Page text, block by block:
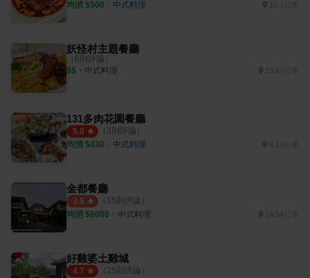
均消 $500 ・ 中式料理
妖怪村主題餐廳
（ 6則評論）
$$ ・ 中式料理
131多肉花園餐廳
5.0 （ 3則評論）
均消 $430 ・ 中式料理
金都餐廳
3.9 （ 15則評論）
均消 $6000 ・ 中式料理 14.54公里
好雞婆土雞城
4.7 （ 25則評論）